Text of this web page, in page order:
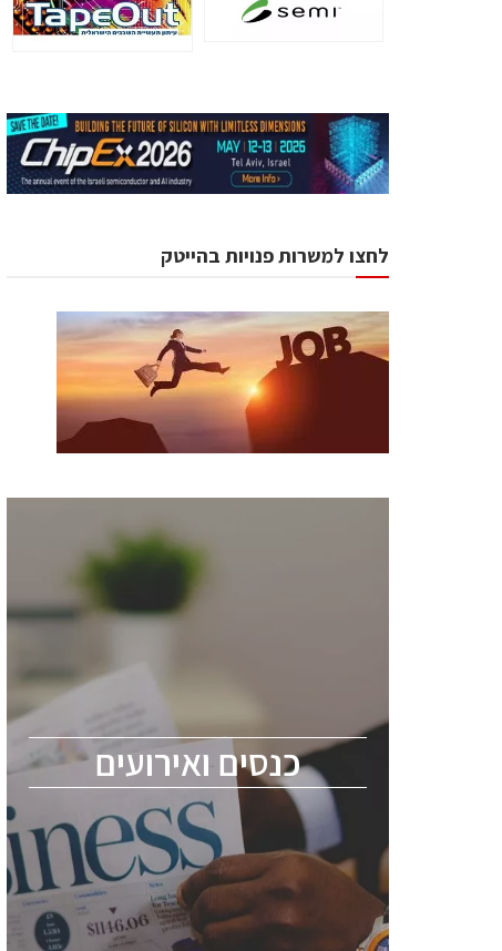
לחצו למשרות פנויות בהייטק
כנסים ואירועים
כנסים ואירועים
הסמיקונדקטור כולל מהנדסים, מומחים מקצועיים
ChipEx2026 will be held on May 12-13,
2026. The conference is intended for
everyone involved in the semiconductor
industry, including engineers, professional
experts, and senior executives.